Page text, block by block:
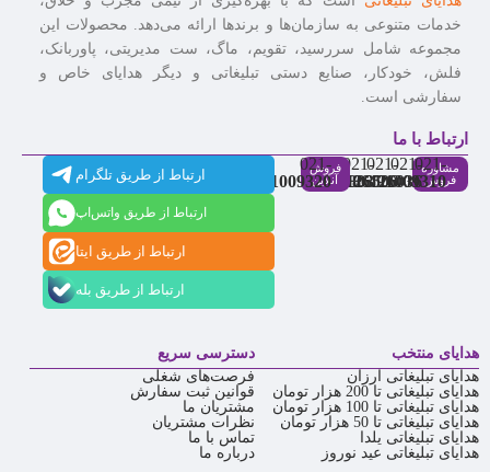
خدمات متنوعی به سازمان‌ها و برندها ارائه می‌دهد. محصولات این
مجموعه شامل سررسید، تقویم، ماگ، ست مدیریتی، پاوربانک،
فلش، خودکار، صنایع دستی تبلیغاتی و دیگر هدایای خاص و
سفارشی است.
ارتباط با ما
مشاوره
فروش
021-
91009310
021-
86126036
021-
86126506
021-
88537803
فروش
آنلاین
021-
91009320
ارتباط از طریق تلگرام
ارتباط از طریق واتس‌اپ
ارتباط از طریق ایتا
ارتباط از طریق بله
هدایای منتخب
هدایای تبلیغاتی ارزان
هدایای تبلیغاتی تا 200 هزار تومان
هدایای تبلیغاتی تا 100 هزار تومان
هدایای تبلیغاتی تا 50 هزار تومان
هدایای تبلیغاتی یلدا
هدایای تبلیغاتی عید نوروز
دسترسی سریع
فرصت‌های شغلی
قوانین ثبت سفارش
مشتریان ما
نظرات مشتریان
تماس با ما
درباره ما